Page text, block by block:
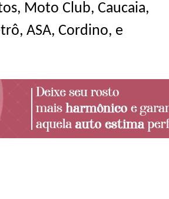
Moto Club, Caucaia,
ASA, Cordino, e